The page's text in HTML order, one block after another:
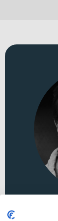
Die 22-
So behältst
Für
Deine
22-